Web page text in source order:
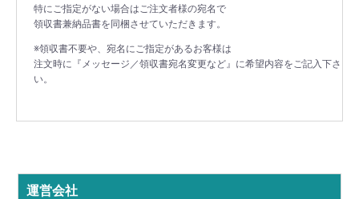
特にご指定がない場合はご注文者様の宛名で
領収書兼納品書を同梱させていただきます。
※領収書不要や、宛名にご指定があるお客様は
注文時に『メッセージ／領収書宛名変更など』に希望内容をご記入下さ
い。
運営会社